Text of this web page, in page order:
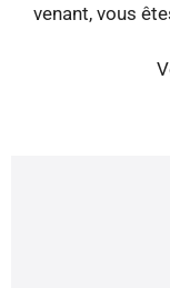
venant, vous